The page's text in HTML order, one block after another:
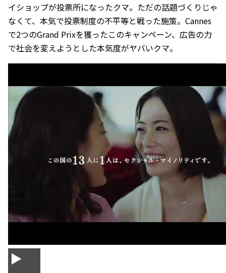
イショップが投票所になったクマ。ただの話題づくりじゃ
なくて、本気で投票制度の不平等と戦った施策。Cannes
で2つのGrand Prixを獲ったこのキャンペーン、広告の力
で社会を変えようとした本気度がヤバいクマ。
▶